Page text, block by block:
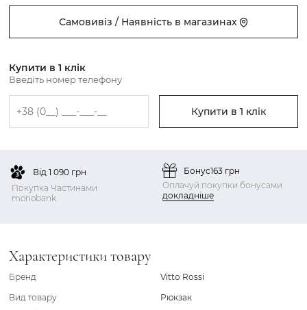
Самовивіз / Наявність в магазинах
Купити в 1 клік
Введіть номер телефону
Купити в 1 клік
Від 1 090 грн
Покупка Частинами
monobank
Бонус163 грн
Оплачуй покупки бонусами
докладніше
Характеристики товару
Бренд
Vitto Rossi
Вид товару
Рюкзак